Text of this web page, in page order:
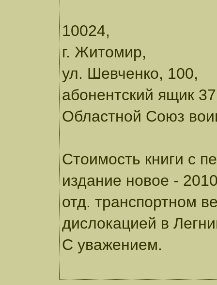
10024,
г. Житомир,
ул. Шевченко, 100,
абонентский ящик 37
Областной Союз
Стоимость книги с
издание новое -
отд. транспортном
дислокацией в
С уважением.